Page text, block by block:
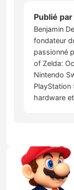
Publié par
Benjamin
fondateur
passionné
of Zelda:
Nintendo
PlayStation
hardware